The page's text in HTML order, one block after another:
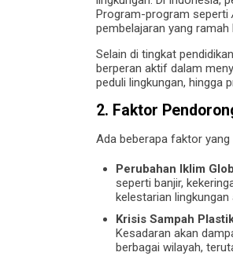
Program-program seperti
pembelajaran yang ramah
Selain di tingkat
berperan aktif dalam
peduli lingkungan, hingga
2. Faktor
Ada beberapa faktor
Perubahan Iklim
seperti banjir,
kelestarian
Krisis Sampah
Kesadaran akan
berbagai wilayah,